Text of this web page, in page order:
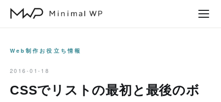
Web制作お役立ち情報
2016-01-18
CSSでリストの最初と最後のボ